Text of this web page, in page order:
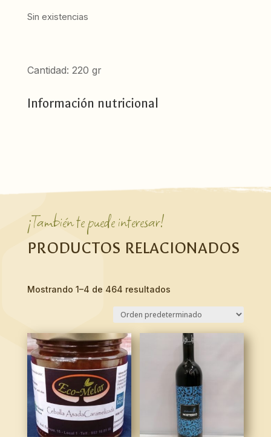
Sin existencias
Cantidad: 220 gr
Información nutricional
¡También te puede interesar!
PRODUCTOS RELACIONADOS
Mostrando 1–4 de 464 resultados